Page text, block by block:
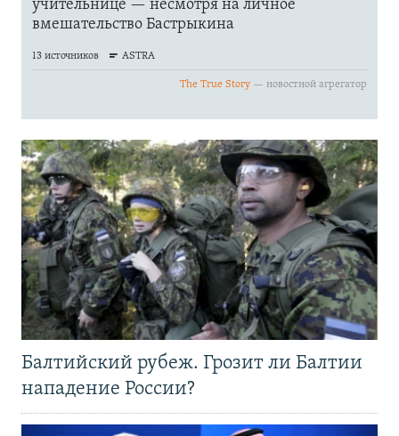
Балтийский рубеж. Грозит ли Балтии
нападение России?